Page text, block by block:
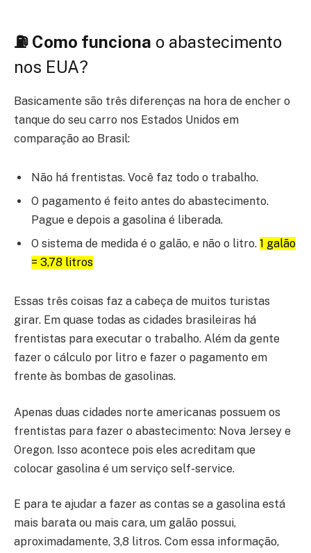
⛽ Como funciona o abastecimento
nos EUA?
Basicamente são três diferenças na hora de encher o
tanque do seu carro nos Estados Unidos em
comparação ao Brasil:
Não há frentistas. Você faz todo o trabalho.
O pagamento é feito antes do abastecimento.
Pague e depois a gasolina é liberada.
O sistema de medida é o galão, e não o litro. 1 galão
= 3,78 litros
Essas três coisas faz a cabeça de muitos turistas
girar. Em quase todas as cidades brasileiras há
frentistas para executar o trabalho. Além da gente
fazer o cálculo por litro e fazer o pagamento em
frente às bombas de gasolinas.
Apenas duas cidades norte americanas possuem os
frentistas para fazer o abastecimento: Nova Jersey e
Oregon. Isso acontece pois eles acreditam que
colocar gasolina é um serviço self-service.
E para te ajudar a fazer as contas se a gasolina está
mais barata ou mais cara, um galão possui,
aproximadamente, 3,8 litros. Com essa informação,